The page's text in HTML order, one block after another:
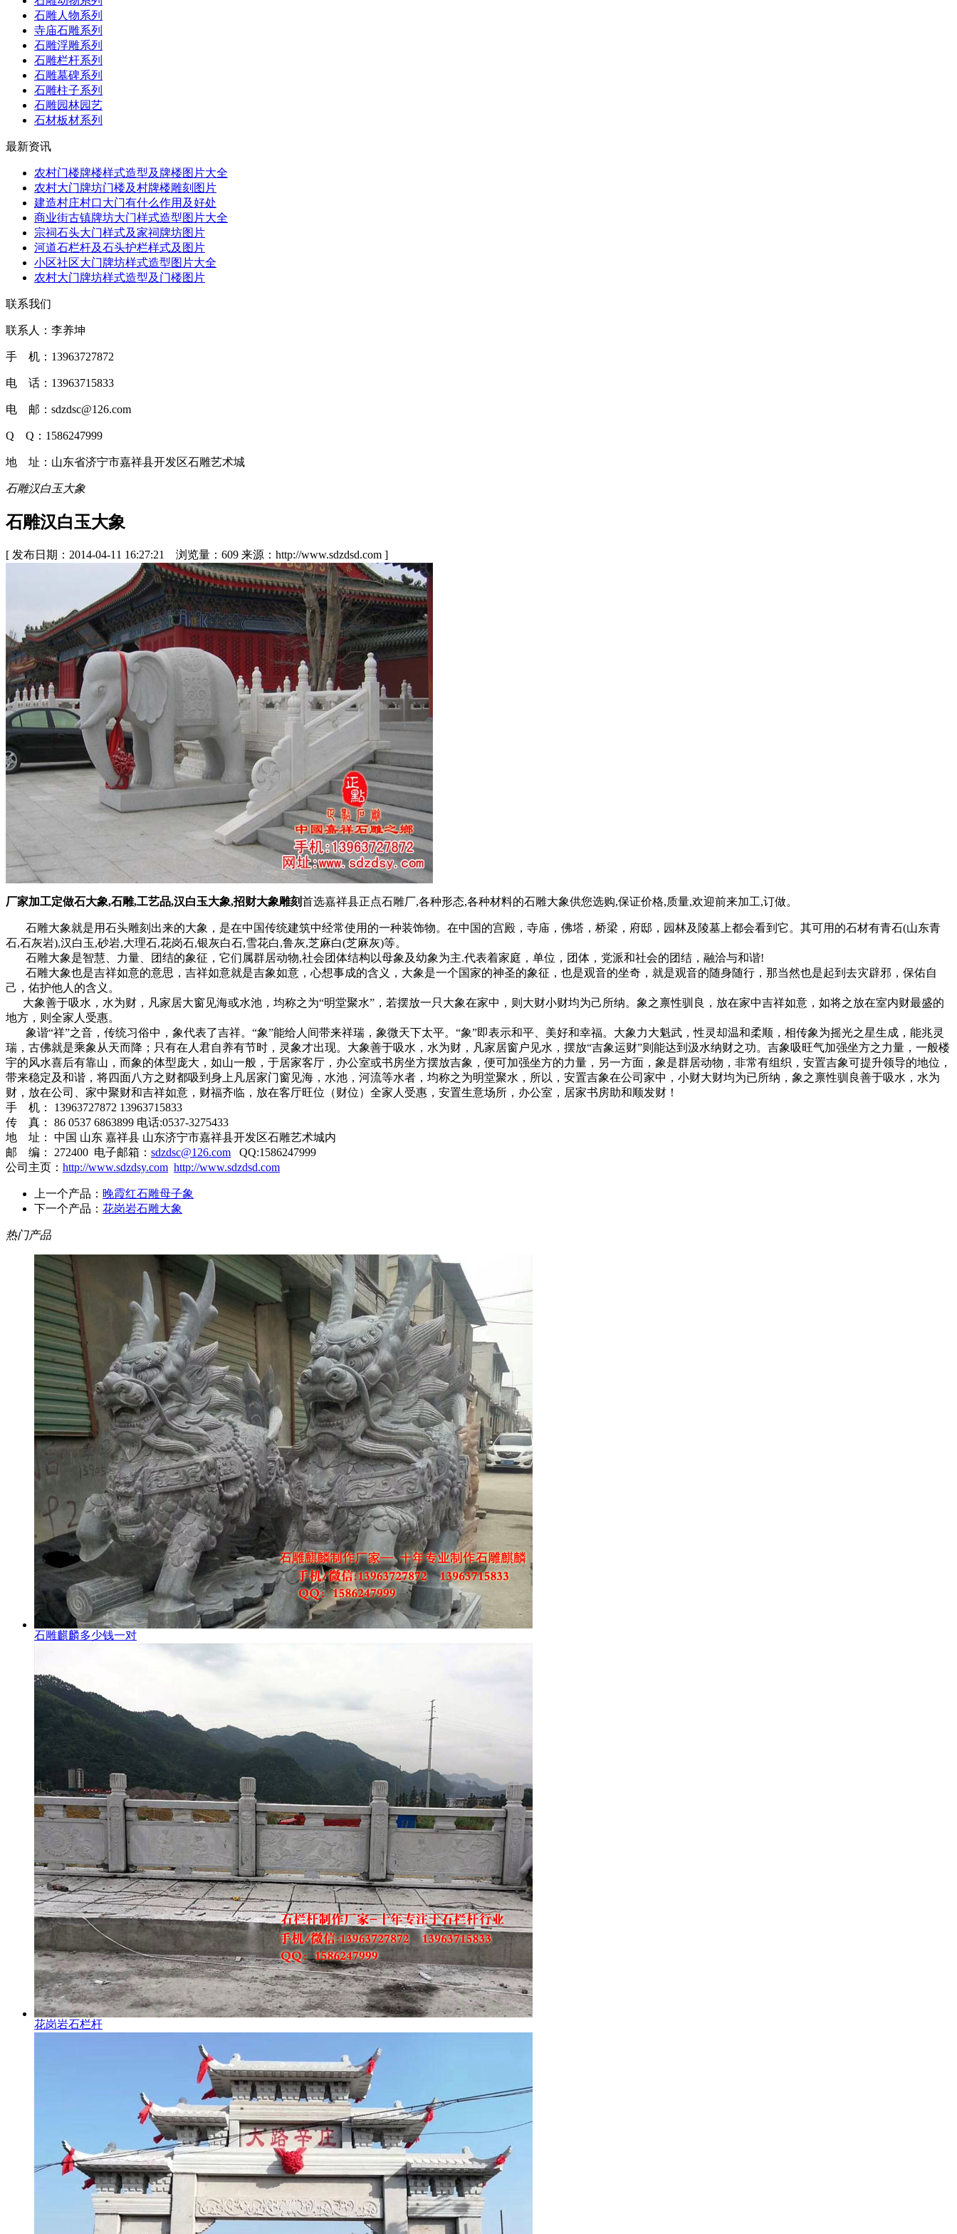
石雕人物系列
寺庙石雕系列
石雕浮雕系列
石雕栏杆系列
石雕墓碑系列
石雕柱子系列
石雕园林园艺
石材板材系列
最新资讯
农村门楼牌楼样式造型及牌楼图片大全
农村大门牌坊门楼及村牌楼雕刻图片
建造村庄村口大门有什么作用及好处
商业街古镇牌坊大门样式造型图片大全
宗祠石头大门样式及家祠牌坊图片
河道石栏杆及石头护栏样式及图片
小区社区大门牌坊样式造型图片大全
农村大门牌坊样式造型及门楼图片
联系我们
联系人：李养坤
手 机：13963727872
电 话：13963715833
电 邮：sdzdsc@126.com
Q Q：1586247999
地 址：山东省济宁市嘉祥县开发区石雕艺术城
石雕汉白玉大象
石雕汉白玉大象
[ 发布日期：2014-04-11 16:27:21 浏览量：609 来源：http://www.sdzdsd.com ]
厂家加工定做石大象,石雕,工艺品,汉白玉大象,招财大象雕刻首选嘉祥县正点石雕厂,各种形态,各种材料的石雕大象供您选购,保证价格,质量,欢迎前来加工,订做。
石雕大象就是用石头雕刻出来的大象，是在中国传统建筑中经常使用的一种装饰物。在中国的宫殿，寺庙，佛塔，桥梁，府邸，园林及陵墓上都会看到它。其可用的石材有青石(山东青
石,石灰岩),汉白玉,砂岩,大理石,花岗石,银灰白石,雪花白,鲁灰,芝麻白(芝麻灰)等。
石雕大象是智慧、力量、团结的象征，它们属群居动物,社会团体结构以母象及幼象为主.代表着家庭，单位，团体，党派和社会的团结，融洽与和谐!
石雕大象也是吉祥如意的意思，吉祥如意就是吉象如意，心想事成的含义，大象是一个国家的神圣的象征，也是观音的坐奇，就是观音的随身随行，那当然也是起到去灾辟邪，保佑自
己，佑护他人的含义。
大象善于吸水，水为财，凡家居大窗见海或水池，均称之为“明堂聚水”，若摆放一只大象在家中，则大财小财均为己所纳。象之禀性驯良，放在家中吉祥如意，如将之放在室内财最盛的
地方，则全家人受惠。
象谐“祥”之音，传统习俗中，象代表了吉祥。“象”能给人间带来祥瑞，象微天下太平。“象”即表示和平、美好和幸福。大象力大魁武，性灵却温和柔顺，相传象为摇光之星生成，能兆灵
瑞，古佛就是乘象从天而降；只有在人君自养有节时，灵象才出现。大象善于吸水，水为财，凡家居窗户见水，摆放“吉象运财”则能达到汲水纳财之功。吉象吸旺气加强坐方之力量，一般楼
宇的风水喜后有靠山，而象的体型庞大，如山一般，于居家客厅，办公室或书房坐方摆放吉象，便可加强坐方的力量，另一方面，象是群居动物，非常有组织，安置吉象可提升领导的地位，
带来稳定及和谐，将四面八方之财都吸到身上凡居家门窗见海，水池，河流等水者，均称之为明堂聚水，所以，安置吉象在公司家中，小财大财均为已所纳，象之禀性驯良善于吸水，水为
财，放在公司、家中聚财和吉祥如意，财福齐临，放在客厅旺位（财位）全家人受惠，安置生意场所，办公室，居家书房助和顺发财！
手 机： 13963727872 13963715833
传 真： 86 0537 6863899 电话:0537-3275433
地 址： 中国 山东 嘉祥县 山东济宁市嘉祥县开发区石雕艺术城内
邮 编： 272400 电子邮箱： sdzdsc@126.com QQ:1586247999
公司主页： http://www.sdzdsy.com http://www.sdzdsd.com
上一个产品： 晚霞红石雕母子象
下一个产品： 花岗岩石雕大象
热门产品
石雕麒麟多少钱一对
花岗岩石栏杆